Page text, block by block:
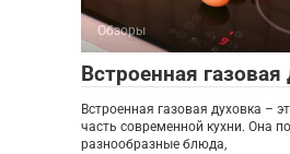
Обзоры
Встроенная газовая
Встроенная газовая духовка –
часть современной кухни. Она
разнообразные блюда,